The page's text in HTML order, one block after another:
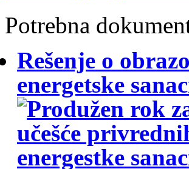
Potrebna
Rešenje o
energetske